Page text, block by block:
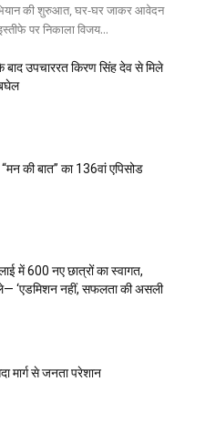
की शुरुआत, घर-घर जाकर आवेदन
पर निकाला विजय...
उपचाररत किरण सिंह देव से मिले
की बात” का 136वां एपिसोड
में 600 नए छात्रों का स्वागत,
‘एडमिशन नहीं, सफलता की असली
मार्ग से जनता परेशान